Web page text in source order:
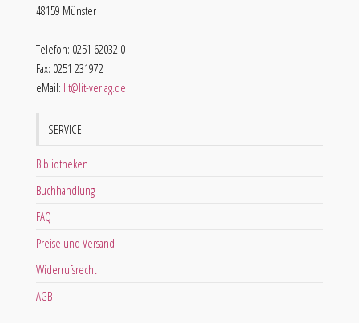
48159 Münster
Telefon: 0251 62032 0
Fax: 0251 231972
eMail: lit@lit-verlag.de
SERVICE
Bibliotheken
Buchhandlung
FAQ
Preise und Versand
Widerrufsrecht
AGB